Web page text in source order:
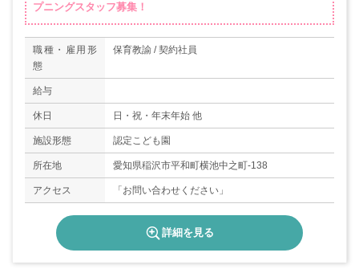
プニングスタッフ募集！
職種・雇用形
態
保育教諭 / 契約社員
給与
休日 日・祝・年末年始 他
施設形態 認定こども園
所在地 愛知県稲沢市平和町横池中之町-138
アクセス 「お問い合わせください」
詳細を見る